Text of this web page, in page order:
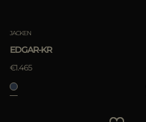
JACKEN
EDGAR-KR
€1.465